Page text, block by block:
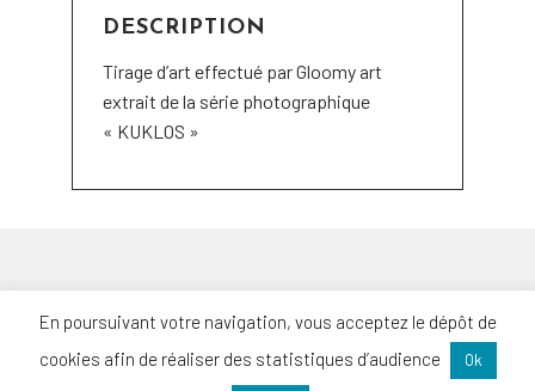
DESCRIPTION
Tirage d’art effectué par Gloomy art
extrait de la série photographique
« KUKLOS »
ACCUEIL
TARIFS
COURS PHOTO
En poursuivant votre navigation, vous acceptez le dépôt de
cookies afin de réaliser des statistiques d’audience
Ok